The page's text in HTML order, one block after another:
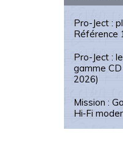
Pro-Ject :
Référence
Pro-Ject :
gamme
2026)
Mission :
Hi‑Fi